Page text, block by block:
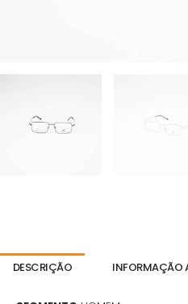
DESCRIÇÃO INFORMAÇÃO